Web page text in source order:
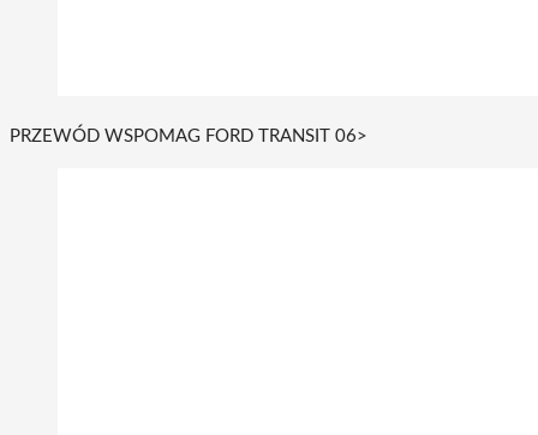
PRZEWÓD WSPOMAG FORD TRANSIT 06>